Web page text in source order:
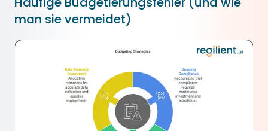
man sie vermeidet)